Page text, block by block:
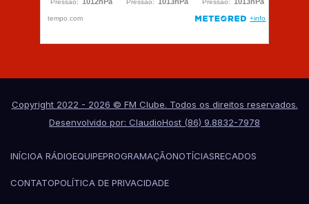
Copyright 2022 - 2026 © FM Clube. Todos os direitos reservados.
Desenvolvido por: ClaudioHost (86) 9.8832-7978
INÍCIOA RÁDIOEQUIPEPROGRAMAÇÃONOTÍCIASRECADOS
CONTATOPOLÍTICA DE PRIVACIDADE